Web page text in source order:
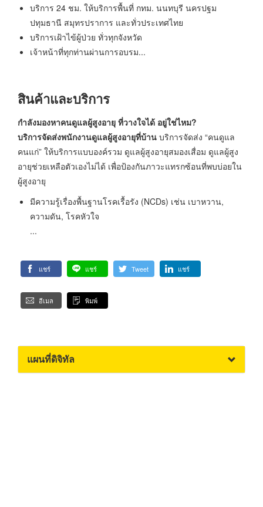
บริการ 24 ชม. ให้บริการพื้นที่ กทม. นนทบุรี นครปฐม
ปทุมธานี สมุทรปราการ และทั่วประเทศไทย
บริการเฝ้าไข้ผู้ป่วย ทั่วทุกจังหวัด
เจ้าหน้าที่ทุกท่านผ่านการอบรม...
สินค้าและบริการ
กำลังมองหาคนดูแลผู้สูงอายุ ที่วางใจได้ อยู่ใช่ไหม?
บริการจัดส่งพนักงานดูแลผู้สูงอายุที่บ้าน บริการจัดส่ง “คนดูแล
คนแก่” ให้บริการแบบองค์รวม ดูแลผู้สูงอายุสมองเสื่อม ดูแลผู้สูง
อายุช่วยเหลือตัวเองไม่ได้ เพื่อป้องกันภาวะแทรกซ้อนที่พบบ่อยใน
ผู้สูงอายุ
มีความรู้เรื่องพื้นฐานโรคเรื้อรัง (NCDs) เช่น เบาหวาน,
ความดัน, โรคหัวใจ
...
แชร์ แชร์ Tweet แชร์
อีเมล พิมพ์
แผนที่ดิจิทัล